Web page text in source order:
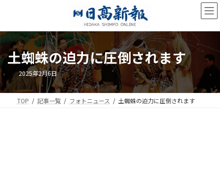
ン
ツ
へ
ス
キ
ッ
プ
ー
シ
ョ
ン
に
移
動
土蜘蛛の迫力に圧倒されます
2025年2月6日
TOP 記事一覧 フォトニュース 土蜘蛛の迫力に圧倒されます